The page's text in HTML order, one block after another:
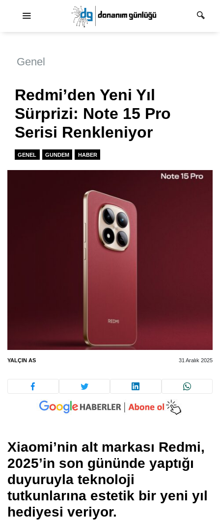
Genel
Redmi’den Yeni Yıl
Sürprizi: Note 15 Pro
Serisi Renkleniyor
GENEL GUNDEM HABER
YALÇIN AS 31 Aralık 2025
Xiaomi’nin alt markası Redmi,
2025’in son gününde yaptığı
duyuruyla teknoloji
tutkunlarına estetik bir yeni yıl
hediyesi veriyor.